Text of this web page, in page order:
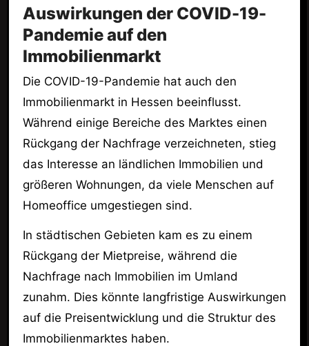
Auswirkungen der COVID-19-
Pandemie auf den
Immobilienmarkt
Die COVID-19-Pandemie hat auch den
Immobilienmarkt in Hessen beeinflusst.
Während einige Bereiche des Marktes einen
Rückgang der Nachfrage verzeichneten, stieg
das Interesse an ländlichen Immobilien und
größeren Wohnungen, da viele Menschen auf
Homeoffice umgestiegen sind.
In städtischen Gebieten kam es zu einem
Rückgang der Mietpreise, während die
Nachfrage nach Immobilien im Umland
zunahm. Dies könnte langfristige Auswirkungen
auf die Preisentwicklung und die Struktur des
Immobilienmarktes haben.